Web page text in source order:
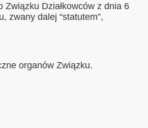
Związku Działkowców z dnia 6
zwany dalej “statutem”,
organów Związku.